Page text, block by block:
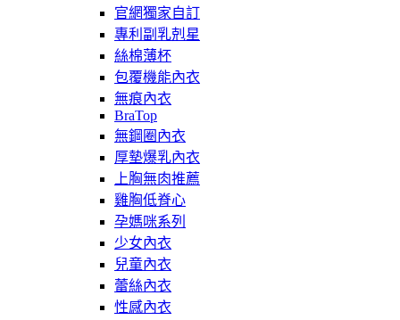
官網獨家自訂
專利副乳剋星
絲棉薄杯
包覆機能內衣
無痕內衣
BraTop
無鋼圈內衣
厚墊爆乳內衣
上胸無肉推薦
雞胸低脊心
孕媽咪系列
少女內衣
兒童內衣
蕾絲內衣
性感內衣